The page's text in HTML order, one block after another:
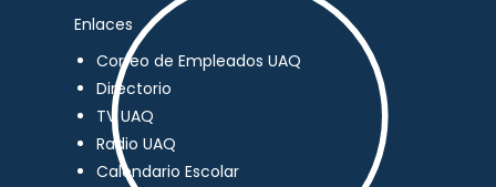
Enlaces
Correo de Empleados UAQ
Directorio
TV UAQ
Radio UAQ
Calendario Escolar